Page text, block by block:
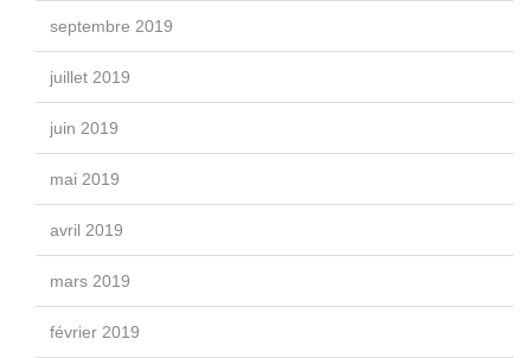
septembre 2019
juillet 2019
juin 2019
mai 2019
avril 2019
mars 2019
février 2019